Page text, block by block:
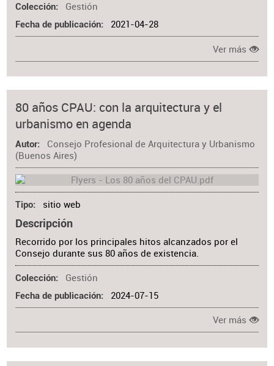
Colección Gestión
Fecha de publicación 2021-04-28
Ver más
80 años CPAU: con la arquitectura y el
urbanismo en agenda
Autor
Consejo Profesional de Arquitectura y Urbanismo
(Buenos Aires)
Tipo sitio web
Descripción
Recorrido por los principales hitos alcanzados por el
Consejo durante sus 80 años de existencia.
Colección Gestión
Fecha de publicación 2024-07-15
Ver más